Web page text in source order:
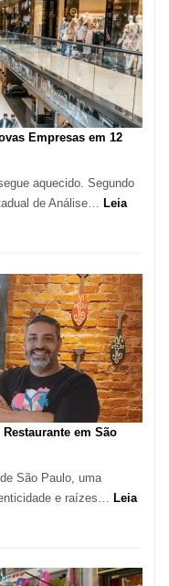
Vila
Formosa
–
Kabuk
Esfihas
Empresas em 12
aquecido. Segundo
de Análise… Leia
em São
São Paulo, uma
e raízes… Leia